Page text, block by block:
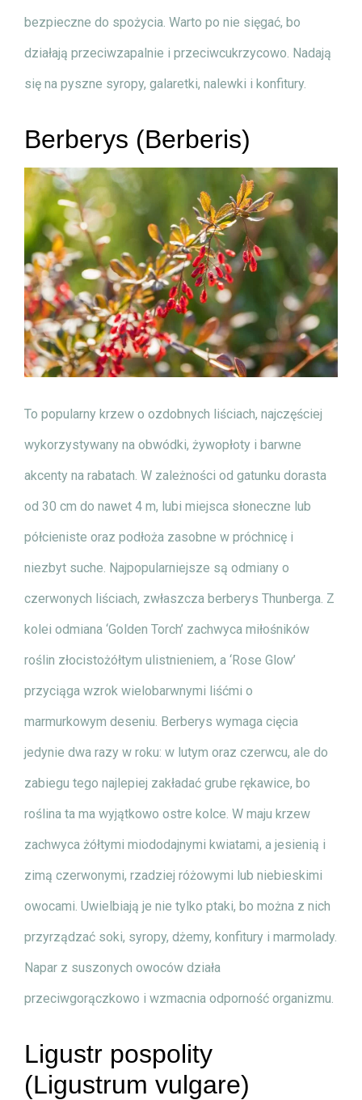
bezpieczne do spożycia. Warto po nie sięgać, bo
działają przeciwzapalnie i przeciwcukrzycowo. Nadają
się na pyszne syropy, galaretki, nalewki i konfitury.
Berberys (Berberis)
To popularny krzew o ozdobnych liściach, najczęściej
wykorzystywany na obwódki, żywopłoty i barwne
akcenty na rabatach. W zależności od gatunku dorasta
od 30 cm do nawet 4 m, lubi miejsca słoneczne lub
półcieniste oraz podłoża zasobne w próchnicę i
niezbyt suche. Najpopularniejsze są odmiany o
czerwonych liściach, zwłaszcza berberys Thunberga. Z
kolei odmiana ‘Golden Torch’ zachwyca miłośników
roślin złocistożółtym ulistnieniem, a ‘Rose Glow’
przyciąga wzrok wielobarwnymi liśćmi o
marmurkowym deseniu. Berberys wymaga cięcia
jedynie dwa razy w roku: w lutym oraz czerwcu, ale do
zabiegu tego najlepiej zakładać grube rękawice, bo
roślina ta ma wyjątkowo ostre kolce. W maju krzew
zachwyca żółtymi miododajnymi kwiatami, a jesienią i
zimą czerwonymi, rzadziej różowymi lub niebieskimi
owocami. Uwielbiają je nie tylko ptaki, bo można z nich
przyrządzać soki, syropy, dżemy, konfitury i marmolady.
Napar z suszonych owoców działa
przeciwgorączkowo i wzmacnia odporność organizmu.
Ligustr pospolity
(Ligustrum vulgare)